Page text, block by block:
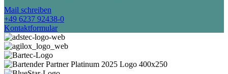
Mail schreiben
+49 6237 92438-0
Kontaktformular